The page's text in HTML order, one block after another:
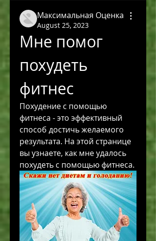
Максимальная Оценка
August 25, 2023
Мне помог
похудеть
фитнес
Похудение с помощью
фитнеса - это эффективный
способ достичь желаемого
результата. На этой странице
вы узнаете, как мне удалось
похудеть с помощью фитнеса.